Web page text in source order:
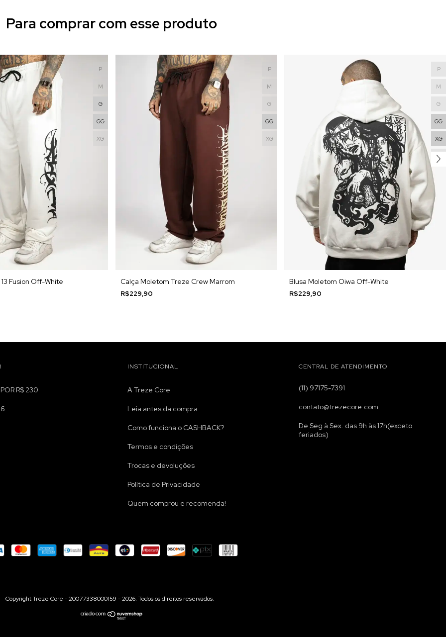
Para comprar com esse produto
P
M
G
GG
XG
Fusion Off-White
P
M
G
GG
XG
Calça Moletom Treze Crew Marrom
R$229,90
P
M
G
GG
XG
XGG
Blusa Moletom Oiwa Off-White
R$229,90
R$ 230
INSTITUCIONAL
A Treze Core
Leia antes da compra
Como funciona o CASHBACK?
Termos e condições
Trocas e devoluções
Política de Privacidade
Quem comprou e recomenda!
CENTRAL DE ATENDIMENTO
(11) 97175-7391
contato@trezecore.com
De Seg à Sex. das 9h às 17h(exceto
feriados)
Copyright Treze Core - 20077338000159 - 2026. Todos os direitos reservados.